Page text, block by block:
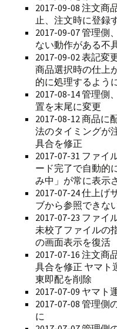
2017-09-08 注文商
止、注文時に登録
2017-09-07 管理側
ない動作がある不
2017-09-02 表記
商品選択時の仕上
的に処理するよう
2017-08-14 管理側
置を末尾に変更
2017-08-12 商品に
法のタイミングが
具合を修正
2017-07-31 ファイ
ード完了で自動的
み中」が常に表示
2017-07-24 仕上げ
ブから参照できな
2017-07-23 ファイ
未校了ファイルの
の画面表示を復活
2017-07-16 注文商
具合を修正 ヤマト
東即配を削除
2017-07-09 ヤマト
2017-07-08 管理側
に